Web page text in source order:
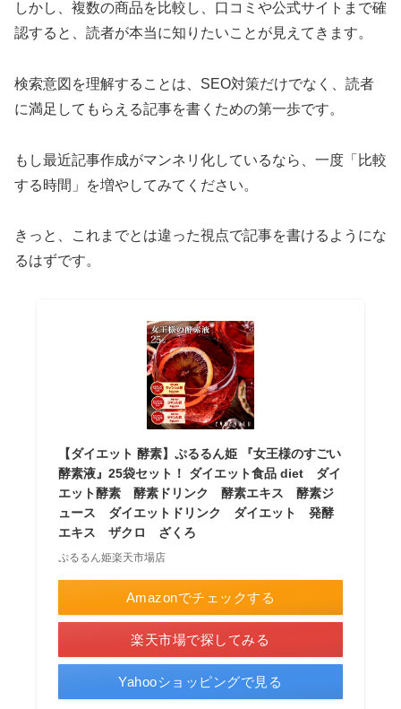
しかし、複数の商品を比較し、口コミや公式サイトまで確
認すると、読者が本当に知りたいことが見えてきます。
検索意図を理解することは、SEO対策だけでなく、読者
に満足してもらえる記事を書くための第一歩です。
もし最近記事作成がマンネリ化しているなら、一度「比較
する時間」を増やしてみてください。
きっと、これまでとは違った視点で記事を書けるようにな
るはずです。
【ダイエット 酵素】ぷるるん姫 『女王様のすごい
酵素液』25袋セット！ ダイエット食品 diet ダイ
エット酵素 酵素ドリンク 酵素エキス 酵素ジ
ュース ダイエットドリンク ダイエット 発酵
エキス ザクロ ざくろ
ぷるるん姫楽天市場店
Amazonでチェックする
楽天市場で探してみる
Yahooショッピングで見る